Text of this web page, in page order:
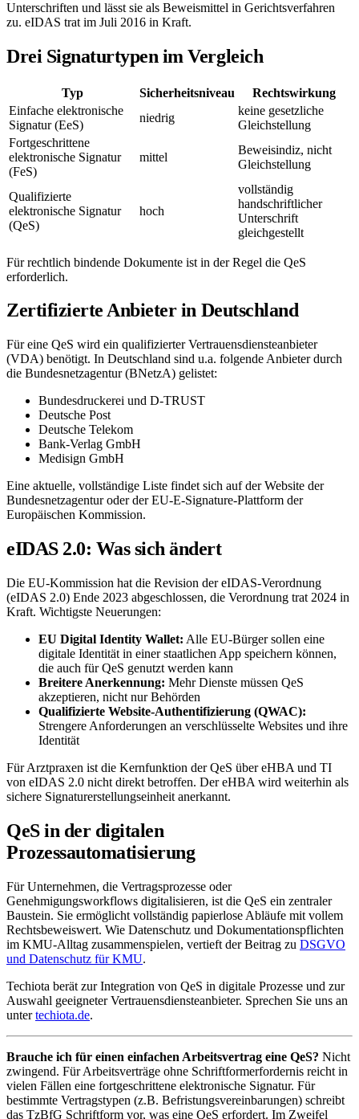
Unterschriften und lässt sie als Beweismittel in Gerichtsverfahren
zu. eIDAS trat im Juli 2016 in Kraft.
Drei Signaturtypen im Vergleich
Typ Sicherheitsniveau
Rechtswirkung
Einfache elektronische
Signatur (EeS)
niedrig
keine gesetzliche
Gleichstellung
Fortgeschrittene
elektronische Signatur
(FeS)
mittel
Beweisindiz, nicht
Gleichstellung
Qualifizierte
elektronische Signatur
(QeS)
hoch
vollständig
handschriftlicher
Unterschrift
gleichgestellt
Für rechtlich bindende Dokumente ist in der Regel die QeS
erforderlich.
Zertifizierte Anbieter in Deutschland
Für eine QeS wird ein qualifizierter Vertrauensdiensteanbieter
(VDA) benötigt. In Deutschland sind u.a. folgende Anbieter durch
die Bundesnetzagentur (BNetzA) gelistet:
Bundesdruckerei und D-TRUST
Deutsche Post
Deutsche Telekom
Bank-Verlag GmbH
Medisign GmbH
Eine aktuelle, vollständige Liste findet sich auf der Website der
Bundesnetzagentur oder der EU-E-Signature-Plattform der
Europäischen Kommission.
eIDAS 2.0: Was sich ändert
Die EU-Kommission hat die Revision der eIDAS-Verordnung
(eIDAS 2.0) Ende 2023 abgeschlossen, die Verordnung trat 2024 in
Kraft. Wichtigste Neuerungen:
EU Digital Identity Wallet: Alle EU-Bürger sollen eine
digitale Identität in einer staatlichen App speichern können,
die auch für QeS genutzt werden kann
Breitere Anerkennung: Mehr Dienste müssen QeS
akzeptieren, nicht nur Behörden
Qualifizierte Website-Authentifizierung (QWAC):
Strengere Anforderungen an verschlüsselte Websites und ihre
Identität
Für Arztpraxen ist die Kernfunktion der QeS über eHBA und TI
von eIDAS 2.0 nicht direkt betroffen. Der eHBA wird weiterhin als
sichere Signaturerstellungseinheit anerkannt.
QeS in der digitalen
Prozessautomatisierung
Für Unternehmen, die Vertragsprozesse oder
Genehmigungsworkflows digitalisieren, ist die QeS ein zentraler
Baustein. Sie ermöglicht vollständig papierlose Abläufe mit vollem
Rechtsbeweiswert. Wie Datenschutz und Dokumentationspflichten
im KMU-Alltag zusammenspielen, vertieft der Beitrag zu DSGVO
und Datenschutz für KMU.
Techiota berät zur Integration von QeS in digitale Prozesse und zur
Auswahl geeigneter Vertrauensdiensteanbieter. Sprechen Sie uns an
untertechiota.de.
Brauche ich für einen einfachen Arbeitsvertrag eine QeS? Nicht
zwingend. Für Arbeitsverträge ohne Schriftformerfordernis reicht in
vielen Fällen eine fortgeschrittene elektronische Signatur. Für
bestimmte Vertragstypen (z.B. Befristungsvereinbarungen) schreibt
das TzBfG Schriftform vor, was eine QeS erfordert. Im Zweifel